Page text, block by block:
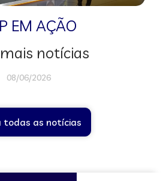
EM AÇÃO
notícias
08/06/2026
todas as notícias